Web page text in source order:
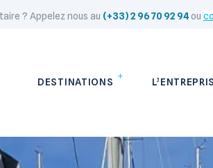
? Appelez nous au (+33) 2 96 70 92 94 ou
DESTINATIONS